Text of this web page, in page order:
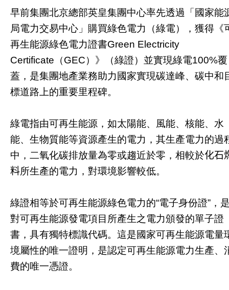
早前集團北京總部英皇集團中心率先透過「國家能
局電力交易中心」購買綠色電力（綠電），獲得《
再生能源綠色電力證書Green Electricity
Certificate （GEC）》（綠證）並實現綠電100%覆
蓋，是集團地產業務助力國家實現碳達峰、碳中和
標道路上的重要里程碑。
綠電指由可再生能源，如太陽能、風能、核能、水
能、生物質能等資源產生的電力，其生產電力的過
中，二氧化碳排放量為零或趨近於零，相較於化石
料所生產的電力，對環境影響較低。
綠證相等於可再生能源綠色電力的“電子身份證”，
對可再生能源發電項目所產生之電力頒發的單子證
書，具有獨特標識代碼。這是國家可再生能源電量
境屬性的唯一證明，是認定可再生能源電力生產、
費的唯一憑證。